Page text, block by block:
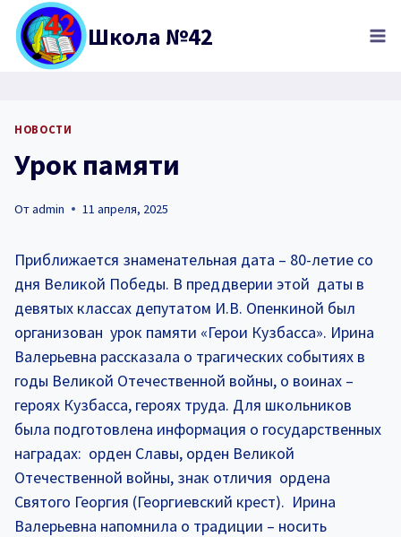
Перейти
содержимому
Школа №42
НОВОСТИ
Урок памяти
Отadmin 11 апреля, 2025
Приближается знаменательная дата – 80-летие со
дня Великой Победы. В преддверии этой даты в
девятых классах депутатом И.В. Опенкиной был
организован урок памяти «Герои Кузбасса». Ирина
Валерьевна рассказала о трагических событиях в
годы Великой Отечественной войны, о воинах –
героях Кузбасса, героях труда. Для школьников
была подготовлена информация о государственных
наградах: орден Славы, орден Великой
Отечественной войны, знак отличия ордена
Святого Георгия (Георгиевский крест). Ирина
Валерьевна напомнила о традиции – носить